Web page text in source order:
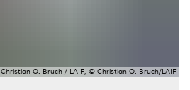
Christian O. Bruch / LAIF, © Christian O. Bruch/LAIF